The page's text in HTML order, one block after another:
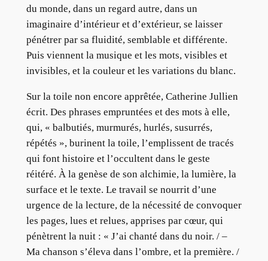
du monde, dans un regard autre, dans un
imaginaire d’intérieur et d’extérieur, se laisser
pénétrer par sa fluidité, semblable et différente.
Puis viennent la musique et les mots, visibles et
invisibles, et la couleur et les variations du blanc.
Sur la toile non encore apprêtée, Catherine Jullien
écrit. Des phrases empruntées et des mots à elle,
qui, « balbutiés, murmurés, hurlés, susurrés,
répétés », burinent la toile, l’emplissent de tracés
qui font histoire et l’occultent dans le geste
réitéré. À la genèse de son alchimie, la lumière, la
surface et le texte. Le travail se nourrit d’une
urgence de la lecture, de la nécessité de convoquer
les pages, lues et relues, apprises par cœur, qui
pénètrent la nuit : « J’ai chanté dans du noir. / –
Ma chanson s’éleva dans l’ombre, et la première. /